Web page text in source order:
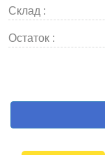
Склад :
Остаток :